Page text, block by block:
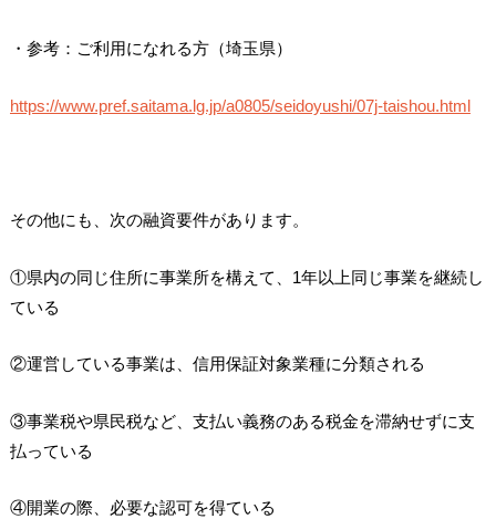
・参考：ご利用になれる方（埼玉県）
https://www.pref.saitama.lg.jp/a0805/seidoyushi/07j-taishou.html
その他にも、次の融資要件があります。
①県内の同じ住所に事業所を構えて、1年以上同じ事業を継続し
ている
②運営している事業は、信用保証対象業種に分類される
③事業税や県民税など、支払い義務のある税金を滞納せずに支
払っている
④開業の際、必要な認可を得ている